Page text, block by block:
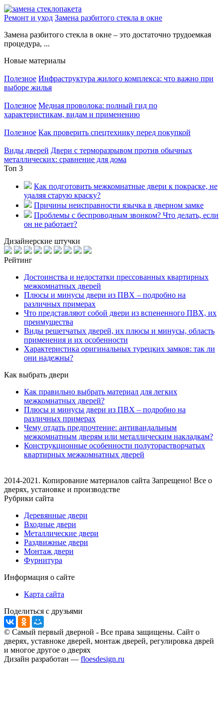
Ремонт и уход Замена разбитого стекла в окне
Замена разбитого стекла в окне – это достаточно трудоемкая
процедура, ...
Новые материалы
Полезное Инфраструктура жилого комплекса: что важно при
выборе жилья
Полезное Медная проволока: полный гид по
характеристикам, видам и применению
Полезное Как проверить спецтехнику перед покупкой
Виды дверей Двери с терморазрывом против обычных
металлических: сравнение для дома
Топ 3
Как подготовить межкомнатные двери к покраске, не
удаляя старую краску?
Причины неисправности язычка в дверном замке
Проблемы с беспроводным звонком? Что делать, если
он не работает?
Дизайнерские штучки
Рейтинг
Достоинства и недостатки прессованных квартирных
межкомнатных дверей
Плюсы и минусы двери из ПВХ – подробно на
различных примерах
Что представляют собой двери из вспененного ПВХ, их
преимущества
Виды решетчатых дверей, их плюсы и минусы, область
применения и их особенности
Характеристика оригинальных турецких замков: так ли
они надежны?
Как выбрать двери
Как правильно выбрать материал для легких
межкомнатных дверей?
Плюсы и минусы двери из ПВХ – подробно на
различных примерах
Чему отдать предпочтение: антивандальным
межкомнатным дверям или металлическим накладкам?
Конструкционные особенности полуторастворчатых
квартирных межкомнатных дверей
2014-2021. Копирование материалов сайта Запрещено! Все о
дверях, установке и производстве
Рубрики сайта
Деревянные двери
Входные двери
Металлические двери
Раздвижные двери
Монтаж двери
Фурнитура
Информация о сайте
Карта сайта
Поделиться с друзьями
© Самый первый дверной - Все права защищены. Сайт о
дверях, уставноке дверей, монтаж дверей, регулировка дврей
и многое другое о дверях
Дизайн разработан — floesdesign.ru